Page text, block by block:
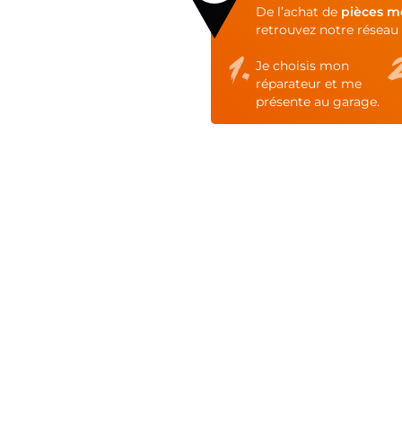
De l’achat de pièces
retrouvez notre
Je choisis mon
réparateur et me
présente au garage.